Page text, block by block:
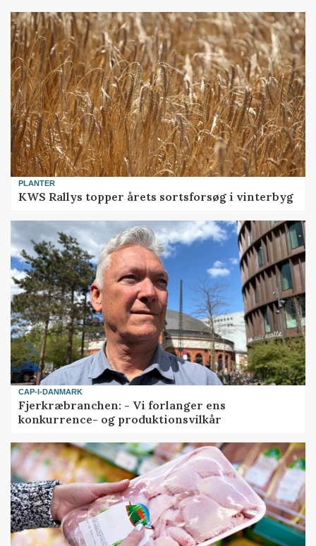
PLANTER
KWS Rallys topper årets sortsforsøg i vinterbyg
CAP-I-DANMARK
Fjerkræbranchen: - Vi forlanger ens
konkurrence- og produktionsvilkår